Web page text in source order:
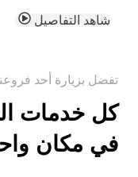
شاهد التفاصيل
تفضل بزيارة أحد
كل خدمات
في مكان